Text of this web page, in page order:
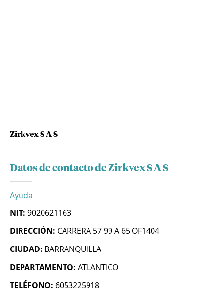
Zirkvex S A S
Datos de contacto de Zirkvex S A S
Ayuda
NIT: 9020621163
DIRECCIÓN: CARRERA 57 99 A 65 OF1404
CIUDAD: BARRANQUILLA
DEPARTAMENTO: ATLANTICO
TELÉFONO: 6053225918